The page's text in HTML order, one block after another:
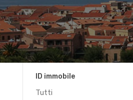
ID immobile